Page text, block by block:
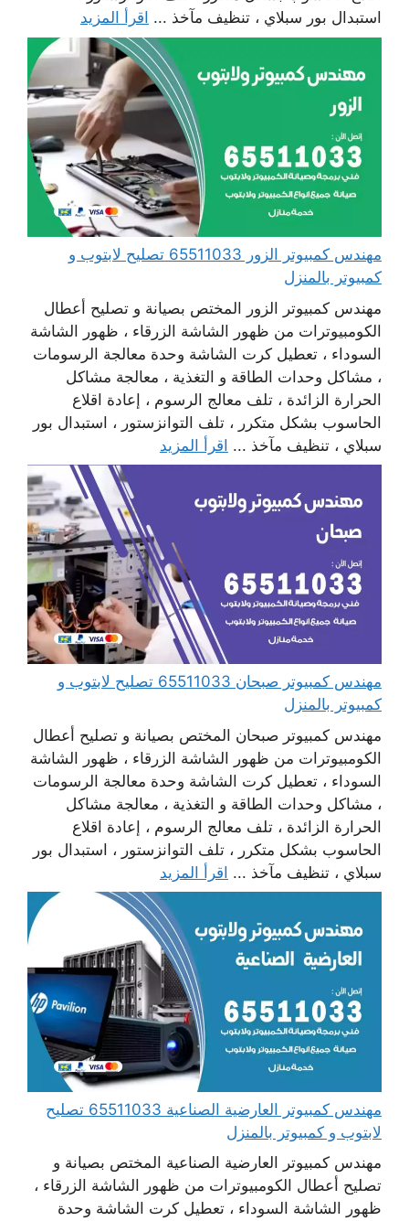
استبدال بور سبلاي ، تنظيف مآخذ ... اقرأ المزيد
مهندس كمبيوتر الزور 65511033 تصليح لابتوب و
كمبيوتر بالمنزل
مهندس كمبيوتر الزور المختص بصيانة و تصليح أعطال
الكومبيوترات من ظهور الشاشة الزرقاء ، ظهور الشاشة
السوداء ، تعطيل كرت الشاشة وحدة معالجة الرسومات
، مشاكل وحدات الطاقة و التغذية ، معالجة مشاكل
الحرارة الزائدة ، تلف معالج الرسوم ، إعادة اقلاع
الحاسوب بشكل متكرر ، تلف التوانزستور ، استبدال بور
سبلاي ، تنظيف مآخذ ... اقرأ المزيد
مهندس كمبيوتر صبحان 65511033 تصليح لابتوب و
كمبيوتر بالمنزل
مهندس كمبيوتر صبحان المختص بصيانة و تصليح أعطال
الكومبيوترات من ظهور الشاشة الزرقاء ، ظهور الشاشة
السوداء ، تعطيل كرت الشاشة وحدة معالجة الرسومات
، مشاكل وحدات الطاقة و التغذية ، معالجة مشاكل
الحرارة الزائدة ، تلف معالج الرسوم ، إعادة اقلاع
الحاسوب بشكل متكرر ، تلف التوانزستور ، استبدال بور
سبلاي ، تنظيف مآخذ ... اقرأ المزيد
مهندس كمبيوتر العارضية الصناعية 65511033 تصليح
لابتوب و كمبيوتر بالمنزل
مهندس كمبيوتر العارضية الصناعية المختص بصيانة و
تصليح أعطال الكومبيوترات من ظهور الشاشة الزرقاء ،
ظهور الشاشة السوداء ، تعطيل كرت الشاشة وحدة